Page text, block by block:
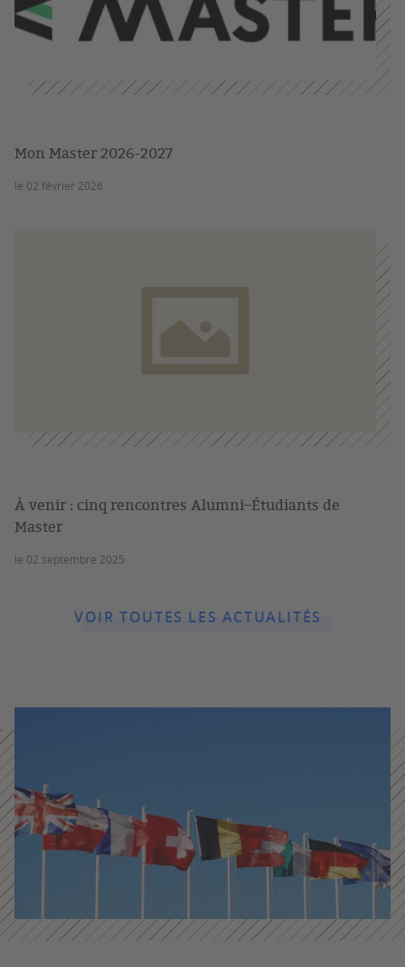
Mon Master 2026-2027
le 02 février 2026
À venir : cinq rencontres Alumni–Étudiants de
Master
le 02 septembre 2025
VOIR TOUTES LES ACTUALITÉS